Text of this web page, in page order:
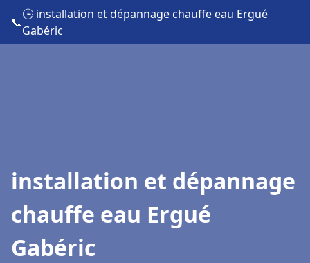
📞
🕒 installation et dépannage chauffe eau Ergué
Gabéric
installation et dépannage
chauffe eau Ergué
Gabéric